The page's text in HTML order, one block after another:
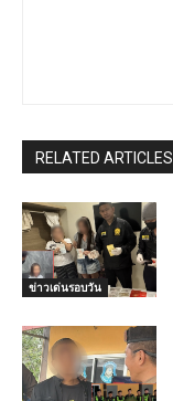
RELATED ARTICLES
ข่าวเด่นรอบวัน